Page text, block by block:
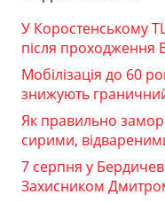
У Коростенському
після проходження
Мобілізація до 60
знижують
Як правильно
сирими,
7 серпня у
Захисником